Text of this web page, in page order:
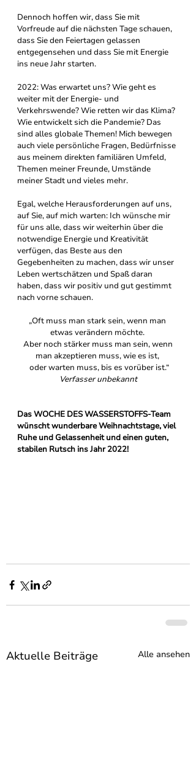
Dennoch hoffen wir, dass Sie mit
Vorfreude auf die nächsten Tage schauen,
dass Sie den Feiertagen gelassen
entgegensehen und dass Sie mit Energie
ins neue Jahr starten.
2022: Was erwartet uns? Wie geht es
weiter mit der Energie- und
Verkehrswende? Wie retten wir das Klima?
Wie entwickelt sich die Pandemie? Das
sind alles globale Themen! Mich bewegen
auch viele persönliche Fragen, Bedürfnisse
aus meinem direkten familiären Umfeld,
Themen meiner Freunde, Umstände
meiner Stadt und vieles mehr.
Egal, welche Herausforderungen auf uns,
auf Sie, auf mich warten: Ich wünsche mir
für uns alle, dass wir weiterhin über die
notwendige Energie und Kreativität
verfügen, das Beste aus den
Gegebenheiten zu machen, dass wir unser
Leben wertschätzen und Spaß daran
haben, dass wir positiv und gut gestimmt
nach vorne schauen.
„Oft muss man stark sein, wenn man
etwas verändern möchte.
man akzeptieren muss, wie es ist,
oder warten muss, bis es vorüber ist.“
Verfasser unbekannt
Das WOCHE DES WASSERSTOFFS-Team
wünscht wunderbare Weihnachtstage, viel
Ruhe und Gelassenheit und einen guten,
stabilen Rutsch ins Jahr 2022!
Aktuelle Beiträge Alle ansehen